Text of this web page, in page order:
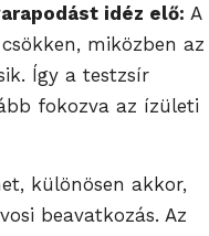
idéz elő: A
miközben az
Így a testzsír
fokozva az ízületi
különösen akkor,
beavatkozás. Az